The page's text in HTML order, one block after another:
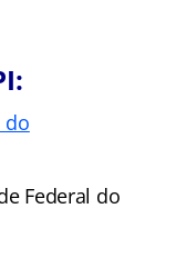
do
Federal do